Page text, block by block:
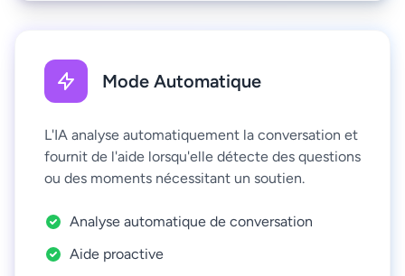
Mode Automatique
L'IA analyse automatiquement la conversation et
fournit de l'aide lorsqu'elle détecte des questions
ou des moments nécessitant un soutien.
Analyse automatique de conversation
Aide proactive